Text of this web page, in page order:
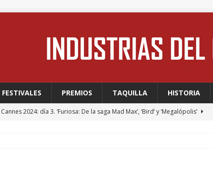
FESTIVALES PREMIOS TAQUILLA HISTORIA
Cannes 2024: día 3. ‘Furiosa: De la saga Mad Max’, ‘Bird’ y ‘Megalópolis’